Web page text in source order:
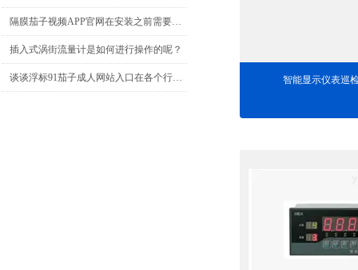
隔膜茄子视频APP官网在安装之前需要注意哪些事项？
插入式涡街流量计是如何进行操作的呢？
谈谈浮标91茄子成人网站入口在各个行业中的应用 智能显示仪表巡